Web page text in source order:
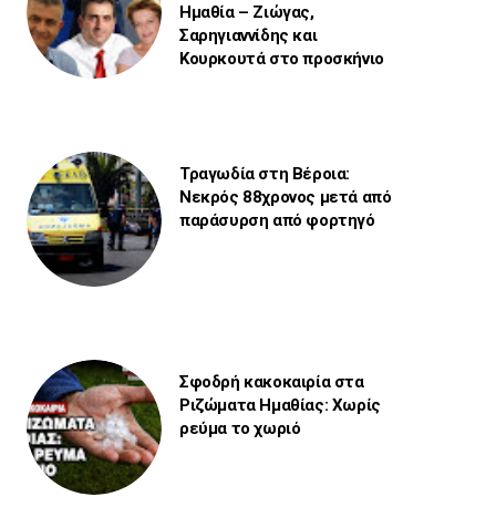
Ημαθία – Ζιώγας,
Σαρηγιαννίδης και
Κουρκουτά στο προσκήνιο
Τραγωδία στη Βέροια:
Νεκρός 88χρονος μετά από
παράσυρση από φορτηγό
Σφοδρή κακοκαιρία στα
Ριζώματα Ημαθίας: Χωρίς
ρεύμα το χωριό